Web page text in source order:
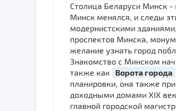
Столица Беларуси Минск -
Минск менялся, и следы
модернистскими
проспектов Минска,
желание узнать город
Знакомство с Минском
также как
Ворота города
планировки, она также
доходными домами XIX
главной городской